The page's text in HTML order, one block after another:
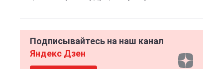
Подписывайтесь на наш канал
Яндекс Дзен